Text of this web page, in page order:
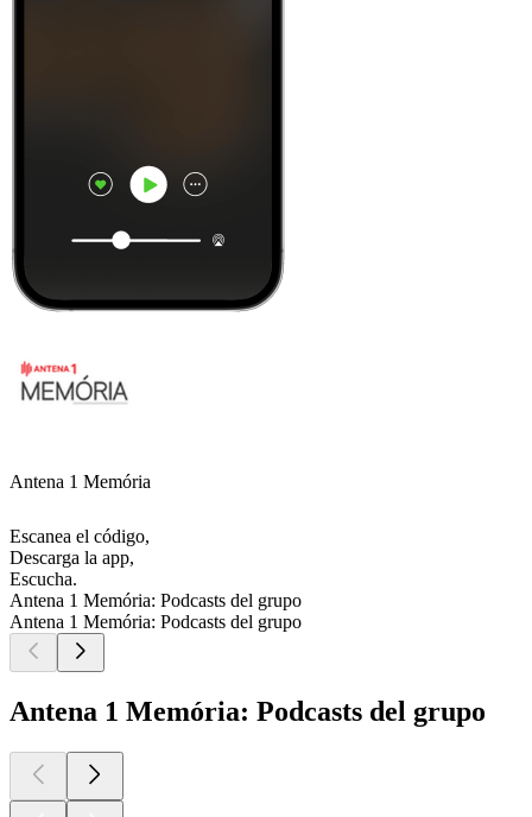
Antena 1 Memória
Escanea el código,
Descarga la app,
Escucha.
Antena 1 Memória: Podcasts del grupo
Antena 1 Memória: Podcasts del grupo
Antena 1 Memória: Podcasts del grupo